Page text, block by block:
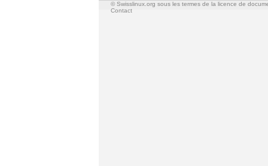
© Swisslinux.org sous les termes de la licence de
Contact